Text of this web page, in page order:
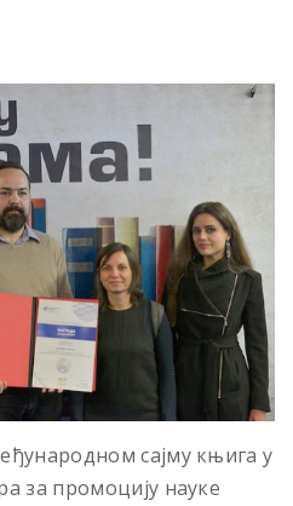
сајму књига у
за промоцију науке